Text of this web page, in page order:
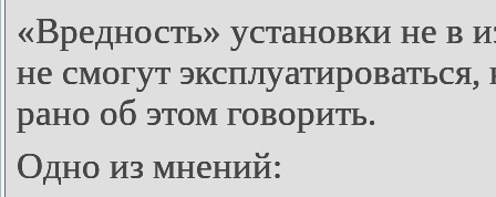
«Вредность» установки не в
не смогут
рано об этом говорить.
Одно из мнений: